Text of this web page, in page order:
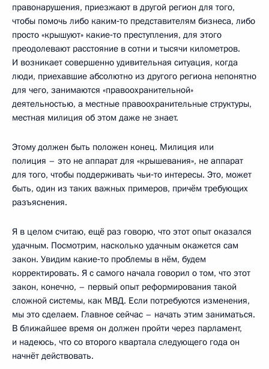
правонарушения, приезжают в другой регион для того,
чтобы помочь либо каким‑то представителям бизнеса, либо
просто «крышуют» какие‑то преступления, для этого
преодолевают расстояние в сотни и тысячи километров.
И возникает совершенно удивительная ситуация, когда
люди, приехавшие абсолютно из другого региона непонятно
для чего, занимаются «правоохранительной»
деятельностью, а местные правоохранительные структуры,
местная милиция об этом даже не знает.
Этому должен быть положен конец. Милиция или
полиция – это не аппарат для «крышевания», не аппарат
для того, чтобы поддерживать чьи‑то интересы. Это, может
быть, один из таких важных примеров, причём требующих
разъяснения.
Я в целом считаю, ещё раз говорю, что этот опыт оказался
удачным. Посмотрим, насколько удачным окажется сам
закон. Увидим какие‑то проблемы в нём, будем
корректировать. Я с самого начала говорил о том, что этот
закон, конечно, – первый опыт реформирования такой
сложной системы, как МВД. Если потребуются изменения,
мы это сделаем. Главное сейчас – начать этим заниматься.
В ближайшее время он должен пройти через парламент,
и надеюсь, что со второго квартала следующего года он
начнёт действовать.